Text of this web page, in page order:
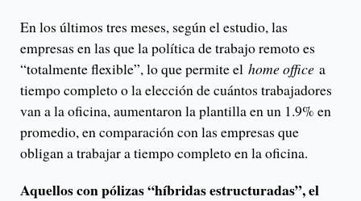
En los últimos tres meses, según el estudio, las
empresas en las que la política de trabajo remoto es
“totalmente flexible”, lo que permite el home office a
tiempo completo o la elección de cuántos trabajadores
van a la oficina, aumentaron la plantilla en un 1.9% en
promedio, en comparación con las empresas que
obligan a trabajar a tiempo completo en la oficina.
Aquellos con pólizas “híbridas estructuradas”, el